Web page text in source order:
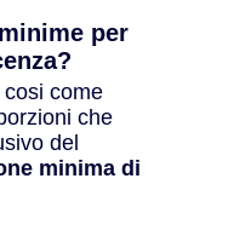
per
cosi come
che
del
minima di